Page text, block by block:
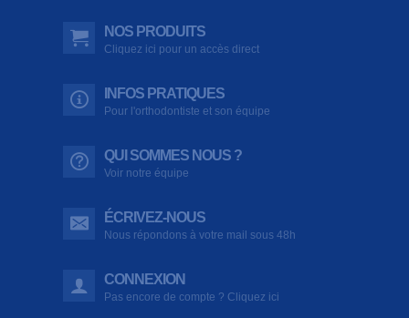
NOS PRODUITS
Cliquez ici pour un accès direct
INFOS PRATIQUES
Pour l'orthodontiste et son équipe
QUI SOMMES NOUS ?
Voir notre équipe
ÉCRIVEZ-NOUS
Nous répondons à votre mail sous 48h
CONNEXION
Pas encore de compte ? Cliquez ici